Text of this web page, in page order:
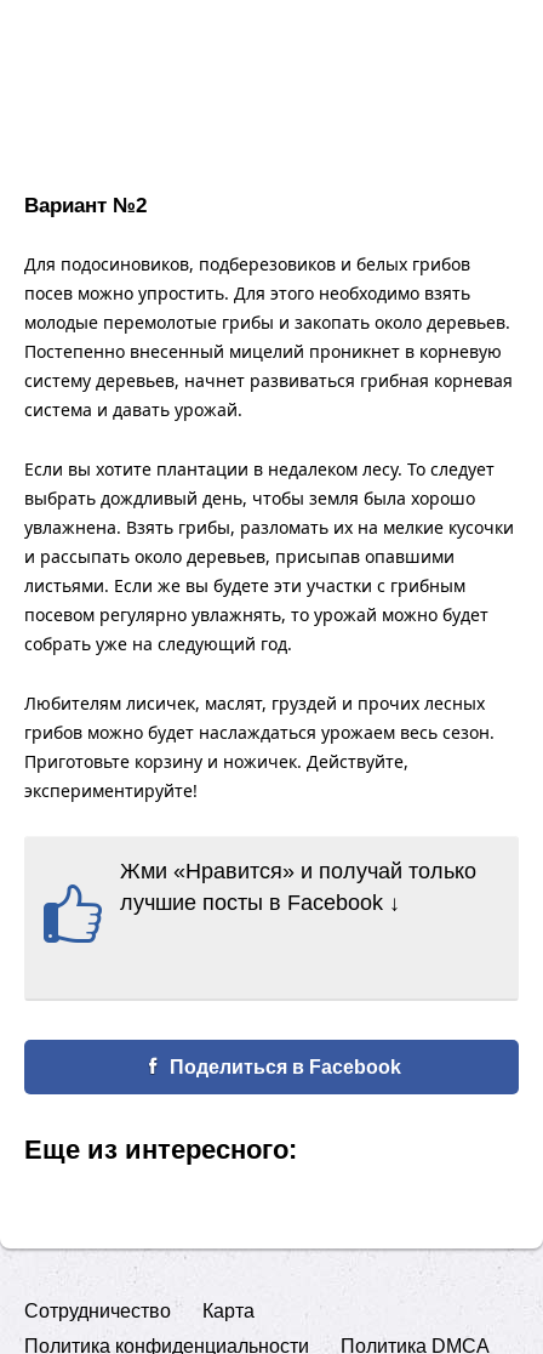
Вариант №2
Для подосиновиков, подберезовиков и белых грибов
посев можно упростить. Для этого необходимо взять
молодые перемолотые грибы и закопать около деревьев.
Постепенно внесенный мицелий проникнет в корневую
систему деревьев, начнет развиваться грибная корневая
система и давать урожай.
Если вы хотите плантации в недалеком лесу. То следует
выбрать дождливый день, чтобы земля была хорошо
увлажнена. Взять грибы, разломать их на мелкие кусочки
и рассыпать около деревьев, присыпав опавшими
листьями. Если же вы будете эти участки с грибным
посевом регулярно увлажнять, то урожай можно будет
собрать уже на следующий год.
Любителям лисичек, маслят, груздей и прочих лесных
грибов можно будет наслаждаться урожаем весь сезон.
Приготовьте корзину и ножичек. Действуйте,
экспериментируйте!
Жми «Нравится» и получай только
лучшие посты в Facebook ↓
Поделиться в Facebook
Еще из интересного:
Сотрудничество
Карта
Политика конфиденциальности
Политика DMCA